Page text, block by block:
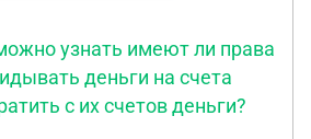
узнать имеют ли права
деньги на счета
с их счетов деньги?